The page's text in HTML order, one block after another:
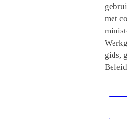
met
gids,